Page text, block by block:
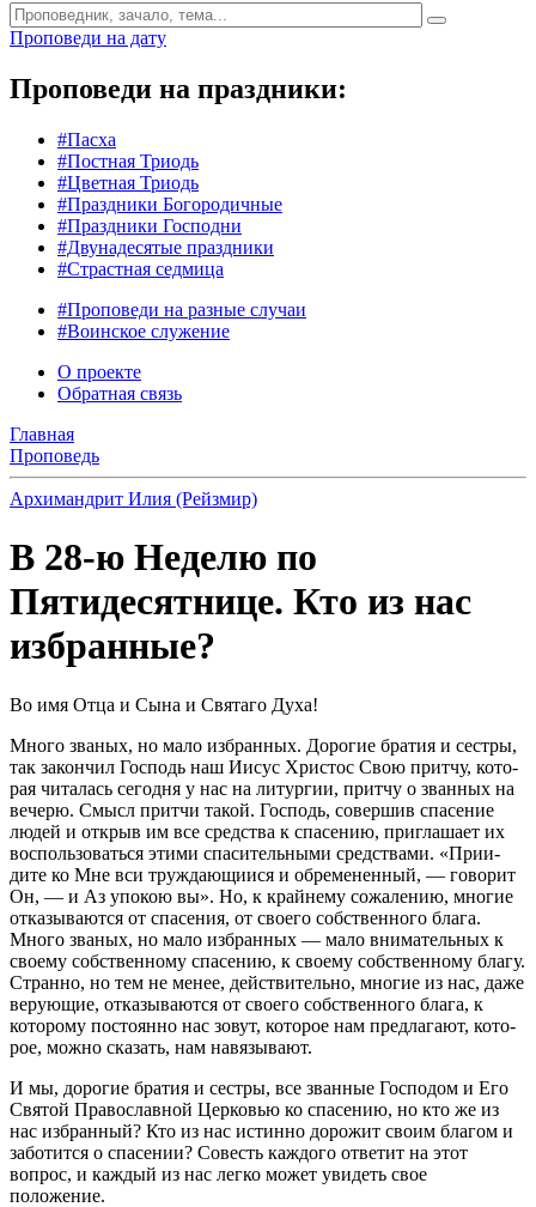
Проповеди на дату
Проповеди на праздники:
#Пасха
#Постная Триодь
#Цветная Триодь
#Праздники Богородичные
#Праздники Господни
#Двунадесятые праздники
#Страстная седмица
#Проповеди на разные случаи
#Воинское служение
О проекте
Обратная связь
Главная
Проповедь
Архимандрит Илия (Рейзмир)
В 28-ю Неделю по
Пятидесятнице. Кто из нас
избранные?
Во имя Отца и Сына и Свя­таго Духа!
Много зва­ных, но мало избран­ных. Доро­гие бра­тия и сестры,
так закон­чил Гос­подь наш Иисус Хри­стос Свою притчу, кото­
рая чита­лась сего­дня у нас на литур­гии, притчу о зван­ных на
вечерю. Смысл притчи такой. Гос­подь, совер­шив спа­се­ние
людей и открыв им все сред­ства к спа­се­нию, при­гла­шает их
вос­поль­зо­ваться этими спа­си­тель­ными сред­ствами. «При­и­
дите ко Мне вси труж­да­ю­щи­ися и обре­ме­нен­ный, — гово­рит
Он, — и Аз упо­кою вы». Но, к край­нему сожа­ле­нию, мно­гие
отка­зы­ва­ются от спа­се­ния, от сво­его соб­ствен­ного блага.
Много зва­ных, но мало избран­ных — мало вни­ма­тель­ных к
сво­ему соб­ствен­ному спа­се­нию, к сво­ему соб­ствен­ному благу.
Странно, но тем не менее, дей­стви­тельно, мно­гие из нас, даже
веру­ю­щие, отка­зы­ва­ются от сво­его соб­ствен­ного блага, к
кото­рому посто­янно нас зовут, кото­рое нам пред­ла­гают, кото­
рое, можно ска­зать, нам навязывают.
И мы, доро­гие бра­тия и сестры, все зван­ные Гос­по­дом и Его
Свя­той Пра­во­слав­ной Цер­ко­вью ко спа­се­нию, но кто же из
нас избран­ный? Кто из нас истинно доро­жит своим бла­гом и
забо­тится о спа­се­нии? Совесть каж­дого отве­тит на этот
вопрос, и каж­дый из нас легко может уви­деть свое
положение.